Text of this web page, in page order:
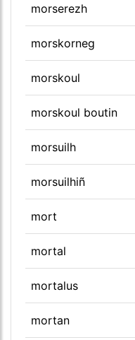
morserezh
morskorneg
morskoul
morskoul boutin
morsuilh
morsuilhiñ
mort
mortal
mortalus
mortan